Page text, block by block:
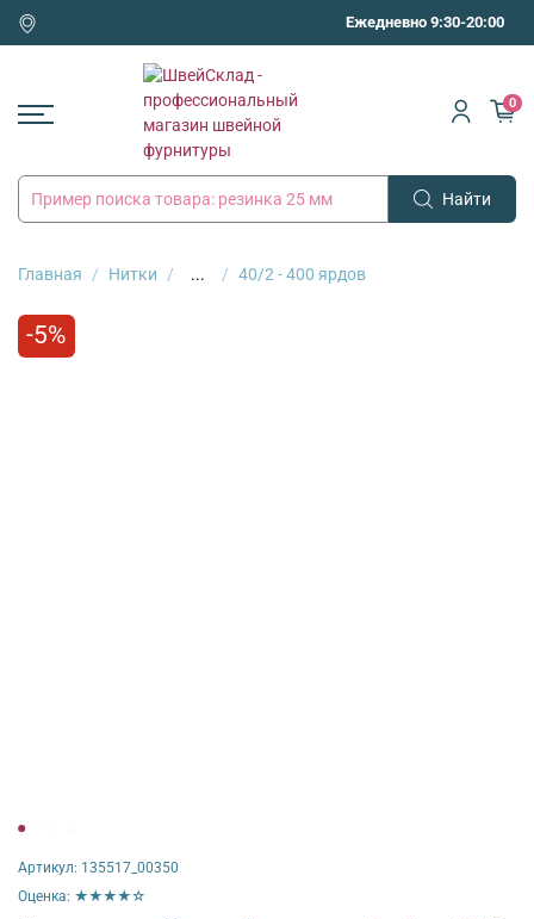
Ежедневно 9:30-20:00
Найти
0
Главная Нитки ... 40/2 - 400 ярдов
-5%
Артикул: 135517_00350
Оценка: ★★★★☆